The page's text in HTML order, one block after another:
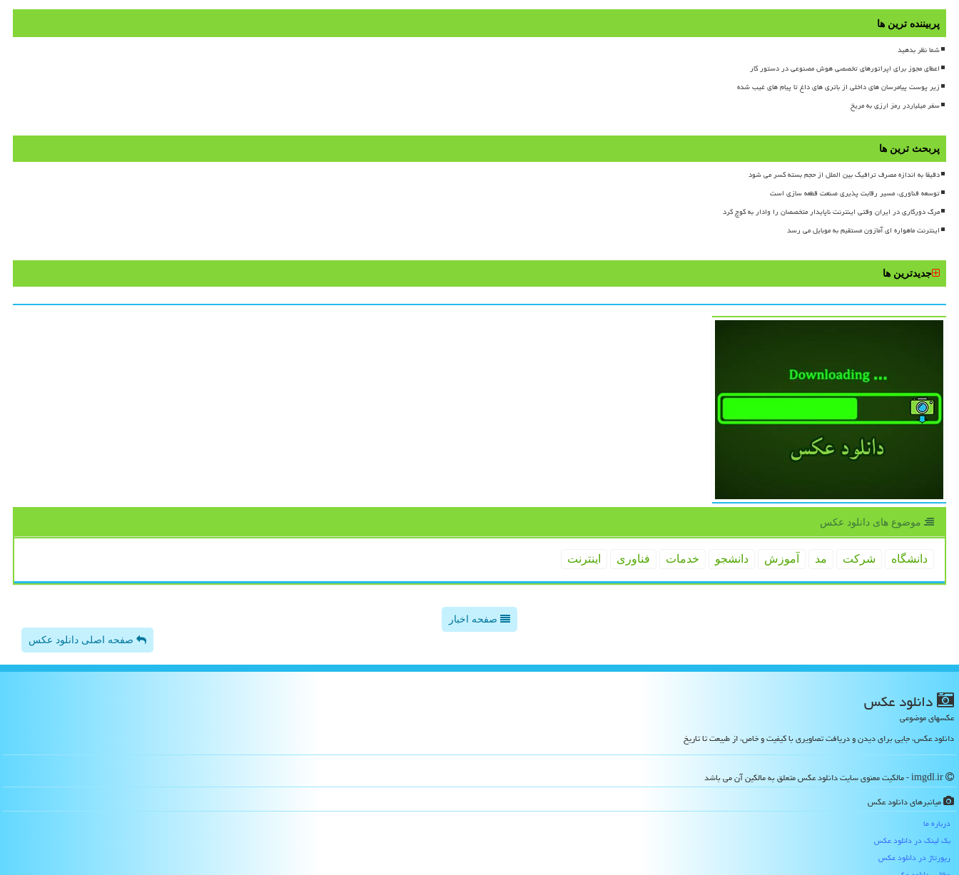
پربیننده ترین ها
شما نظر بدهید
اعطای مجوز برای اپراتورهای تخصصی هوش مصنوعی در دستور کار
زیر پوست پیامرسان های داخلی از باتری های داغ تا پیام های غیب شده
سفر میلیاردر رمز ارزی به مریخ
پربحث ترین ها
دقیقا به اندازه مصرف ترافیک بین الملل از حجم بسته کسر می شود
توسعه فناوری، مسیر رقابت پذیری صنعت قطعه سازی است
مرگ دورکاری در ایران وقتی اینترنت ناپایدار متخصصان را وادار به کوچ کرد
اینترنت ماهواره ای آمازون مستقیم به موبایل می رسد
جدیدترین ها
موضوع های دانلود عكس
دانشگاه شركت مد آموزش دانشجو خدمات فناوری اینترنت
صفحه اخبار
صفحه اصلی دانلود عکس
دانلود عكس
عکسهای موضوعی
دانلود عکس، جایی برای دیدن و دریافت تصاویری با کیفیت و خاص، از طبیعت تا تاریخ
میانبرهای دانلود عكس
درباره ما
بک لینک در دانلود عكس
رپورتاژ در دانلود عكس